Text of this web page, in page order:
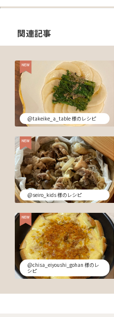
関連記事
@takeike_a_table 様のレシピ
@seiro_kids 様のレシピ
@chisa_eiyoushi_gohan 様のレ
シピ